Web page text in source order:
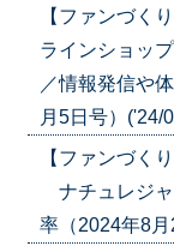
【ファンづく
ラインショッ
／情報発信や
月5日号）('24/
【ファンづ
ナチュレジャ
率（2024年8